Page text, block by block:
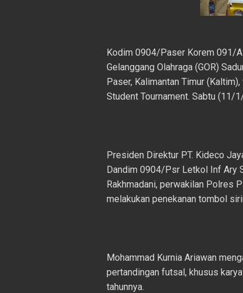
Kodim 0904/Paser Korem 091/
Gelanggang Olahraga (GOR)
Paser, Kalimantan Timur
Student Tournament. Sabtu (11/
Presiden Direktur PT. Kideco
Dandim 0904/Psr Letkol Inf Ary
Rakhmadani, perwakilan Polres
melakukan penekanan tombol
Mohammad Kurnia Ariawan
pertandingan futsal, khusus
tahunnya.